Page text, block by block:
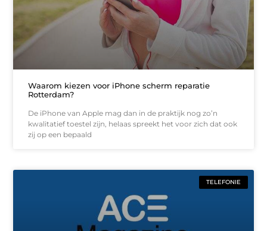
Waarom kiezen voor iPhone scherm reparatie
Rotterdam?
De iPhone van Apple mag dan in de praktijk nog zo’n
kwalitatief toestel zijn, helaas spreekt het voor zich dat ook
zij op een bepaald
TELEFONIE